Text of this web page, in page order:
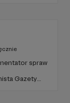
spraw
Gazety